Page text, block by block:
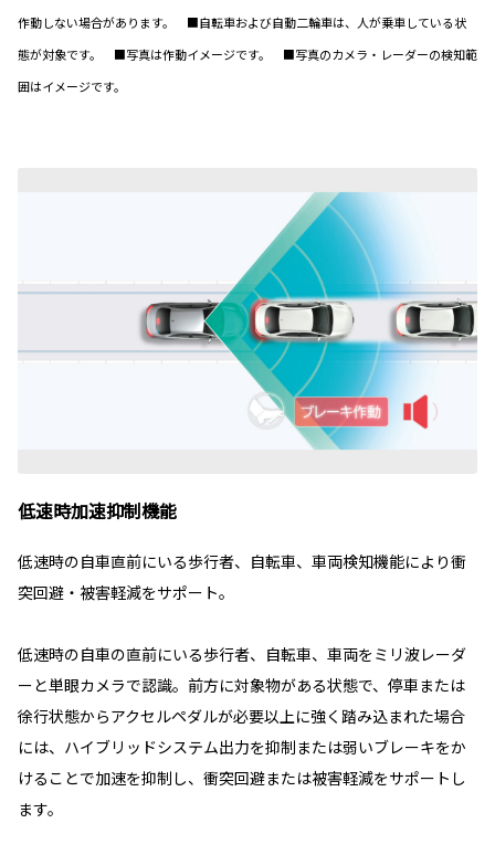
作動しない場合があります。 ■自転車および自動二輪車は、人が乗車している状
態が対象です。 ■写真は作動イメージです。 ■写真のカメラ・レーダーの検知範
囲はイメージです。
低速時加速抑制機能
低速時の自車直前にいる歩行者、自転車、車両検知機能により衝
突回避・被害軽減をサポート。
低速時の自車の直前にいる歩行者、自転車、車両をミリ波レーダ
ーと単眼カメラで認識。前方に対象物がある状態で、停車または
徐行状態からアクセルペダルが必要以上に強く踏み込まれた場合
には、ハイブリッドシステム出力を抑制または弱いブレーキをか
けることで加速を抑制し、衝突回避または被害軽減をサポートし
ます。